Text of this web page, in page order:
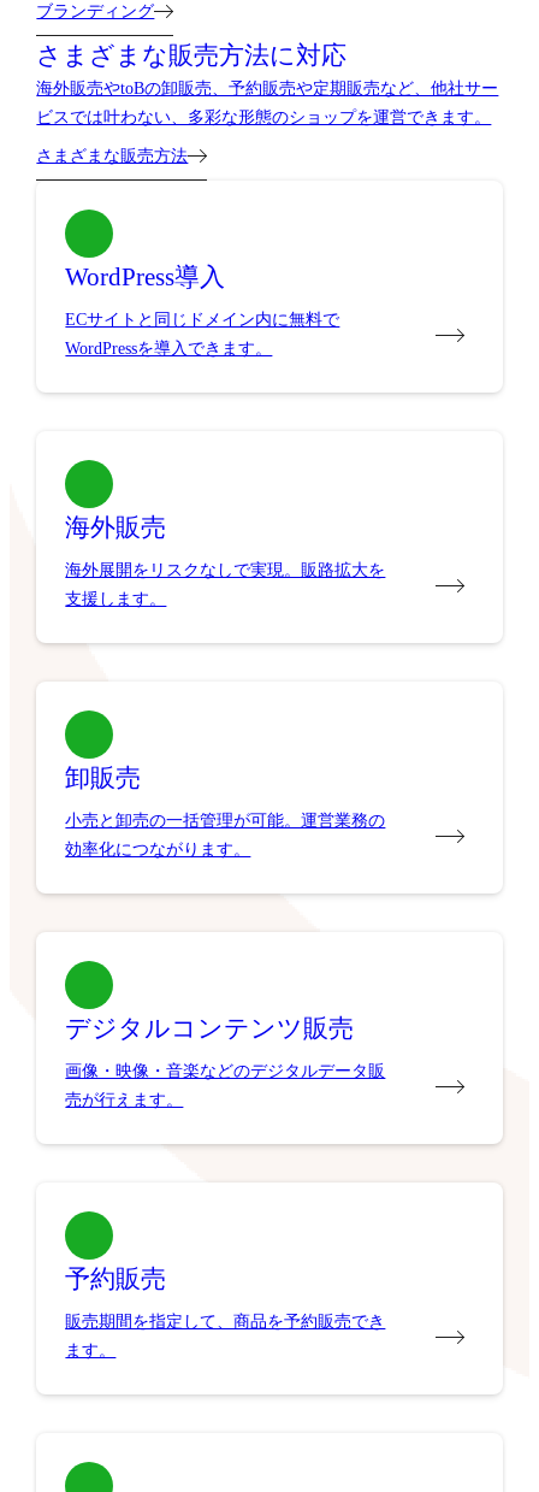
ブランディング
さまざまな販売方法に対応
海外販売やtoBの卸販売、予約販売や定期販売など、他社サー
ビスでは叶わない、多彩な形態のショップを運営できます。
さまざまな販売方法
WordPress導入
ECサイトと同じドメイン内に無料で
WordPressを導入できます。
海外販売
海外展開をリスクなしで実現。販路拡大を
支援します。
卸販売
小売と卸売の一括管理が可能。運営業務の
効率化につながります。
デジタルコンテンツ販売
画像・映像・音楽などのデジタルデータ販
売が行えます。
予約販売
販売期間を指定して、商品を予約販売でき
ます。